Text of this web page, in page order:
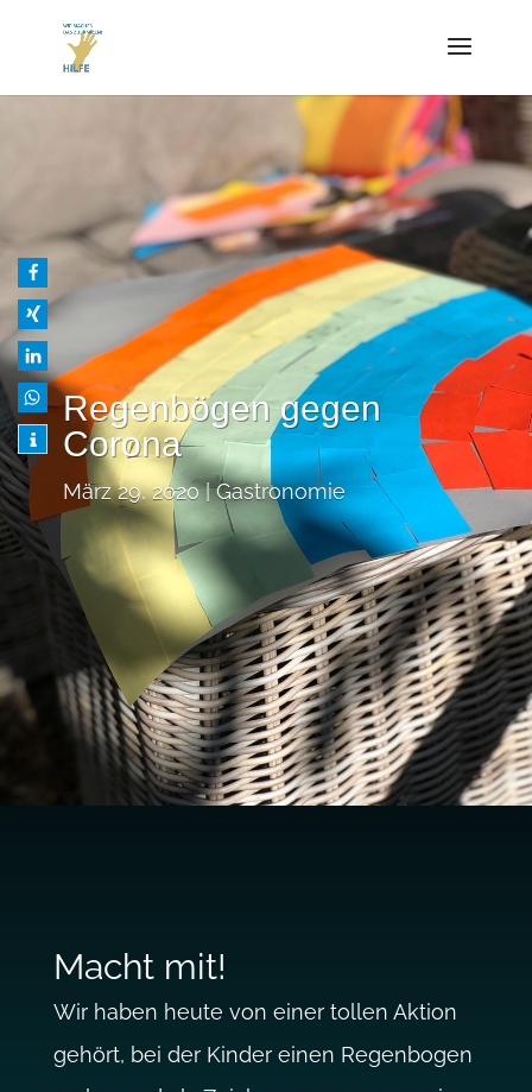
Regenbögen gegen
Corona
März 29, 2020 Gastronomie
Macht mit!
Wir haben heute von einer tollen Aktion
gehört, bei der Kinder einen Regenbogen